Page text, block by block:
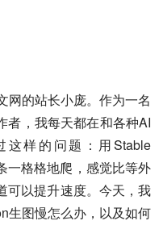
网的站长小庞。作为一名
者，我每天都在和各种AI
样的问题：用Stable
一格格地爬，感觉比等外
可以提升速度。今天，我
生图慢怎么办，以及如何